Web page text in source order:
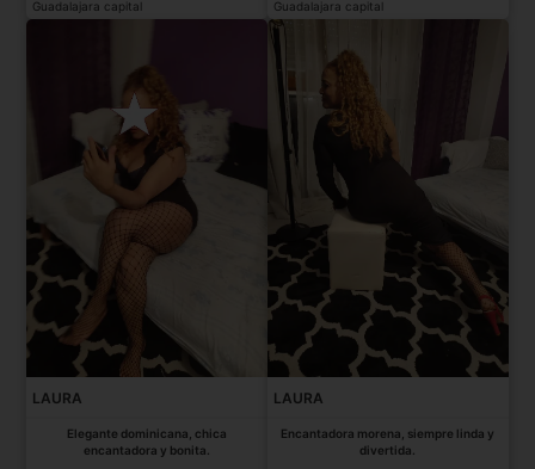
Guadalajara capital Guadalajara capital
LAURA
Elegante dominicana, chica
encantadora y bonita.
LAURA
Encantadora morena, siempre linda y
divertida.